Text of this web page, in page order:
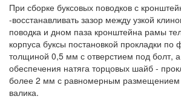
При сборке буксовых поводков с
-восстанавливать зазор между узкой
поводка и дном паза кронштейна рамы
корпуса буксы постановкой прокладки по
толщиной 0,5 мм с отверстием под болт,
обеспечения натяга торцовых шайб -
более 2 мм с равномерным размещением
валика.